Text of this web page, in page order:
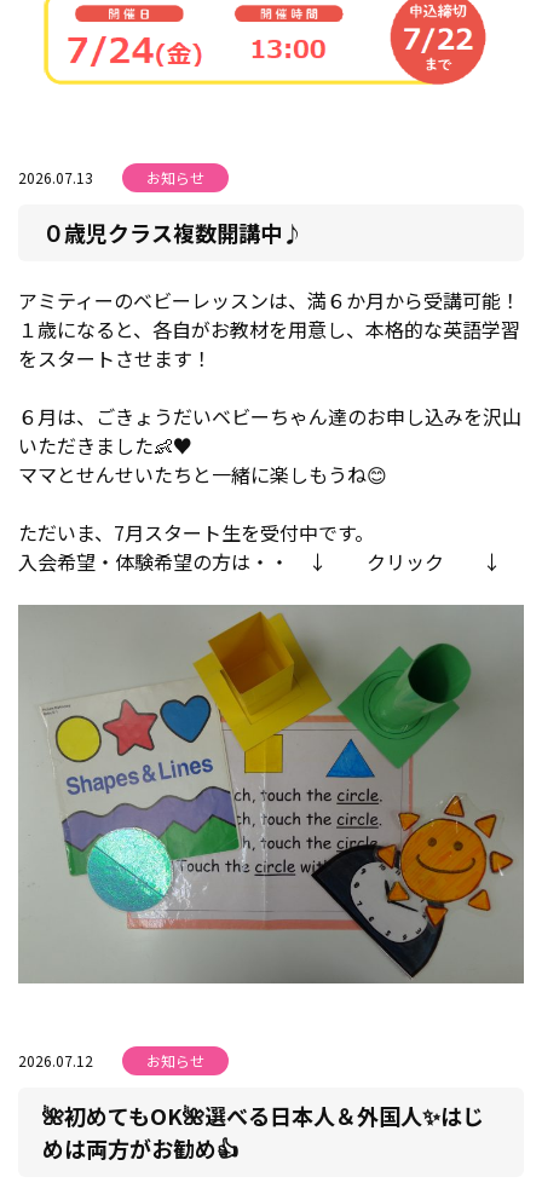
2026.07.13 お知らせ
０歳児クラス複数開講中♪
アミティーのベビーレッスンは、満６か月から受講可能！
１歳になると、各自がお教材を用意し、本格的な英語学習
をスタートさせます！
６月は、ごきょうだいベビーちゃん達のお申し込みを沢山
いただきました👶♥
ママとせんせいたちと一緒に楽しもうね😊
ただいま、7月スタート生を受付中です。
入会希望・体験希望の方は・・ ↓ クリック ↓
2026.07.12 お知らせ
🌺初めてもOK🌺選べる日本人＆外国人✨はじ
めは両方がお勧め👍